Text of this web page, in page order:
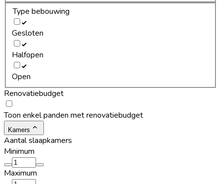
Type bebouwing
Gesloten
Halfopen
Open
Renovatiebudget
Toon enkel panden met renovatiebudget
Kamers
Aantal slaapkamers
Minimum
Maximum